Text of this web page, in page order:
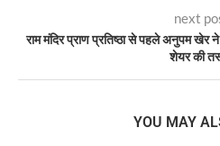
next
राम मंदिर प्राण प्रतिष्ठा से पहले अनुपम खेर
शेयर की
YOU MAY